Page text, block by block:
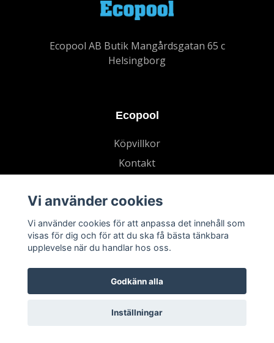
Ecopool AB Butik Mangårdsgatan 65 c
Helsingborg
Ecopool
Köpvillkor
Kontakt
© 2026 Ecopool AB–Powered by Quickbutik
Vi använder cookies
Vi använder cookies för att anpassa det innehåll som
visas för dig och för att du ska få bästa tänkbara
upplevelse när du handlar hos oss.
Godkänn alla
Inställningar